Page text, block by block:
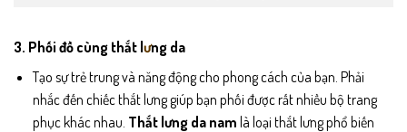
3. Phối đồ cùng thắt lưng da
Tạo sự trẻ trung và năng động cho phong cách của bạn. Phải
nhắc đến chiếc thắt lưng giúp bạn phối được rất nhiều bộ trang
phục khác nhau. Thắt lưng da nam là loại thắt lưng phổ biến